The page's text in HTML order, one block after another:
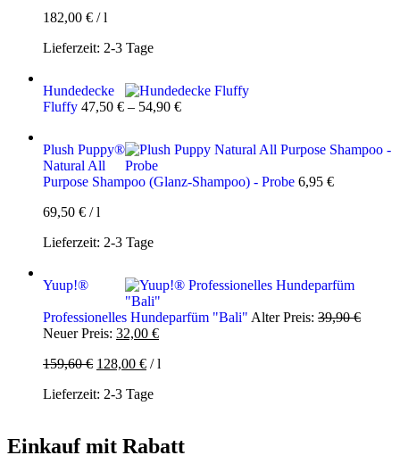
182,00 € /l
Lieferzeit: 2-3 Tage
Hundedecke
Fluffy 47,50 € – 54,90 €
Plush Puppy®
Natural All
Purpose Shampoo (Glanz-Shampoo) - Probe 6,95 €
69,50 € /l
Lieferzeit: 2-3 Tage
Yuup!®
Professionelles Hundeparfüm "Bali" Alter Preis: 39,90€
Neuer Preis: 32,00 €Aktueller
ist:
159,60€ 128,00 € /l
Lieferzeit: 2-3 Tage
Einkauf mit Rabatt